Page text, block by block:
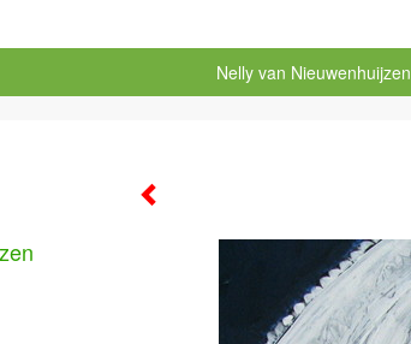
Nelly van Nieuwenhuijzen